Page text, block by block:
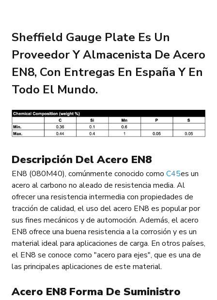
Sheffield Gauge Plate Es Un
Proveedor Y Almacenista De Acero
EN8, Con Entregas En España Y En
Todo El Mundo.
Descripción Del Acero EN8
EN8 (080M40), comúnmente conocido como C45es un
acero al carbono no aleado de resistencia media. Al
ofrecer una resistencia intermedia con propiedades de
tracción de calidad, el uso del acero EN8 es popular por
sus fines mecánicos y de automoción. Además, el acero
EN8 ofrece una buena resistencia a la corrosión y es un
material ideal para aplicaciones de carga. En otros países,
el EN8 se conoce como "acero para ejes", que es una de
las principales aplicaciones de este material.
Acero EN8 Forma De Suministro